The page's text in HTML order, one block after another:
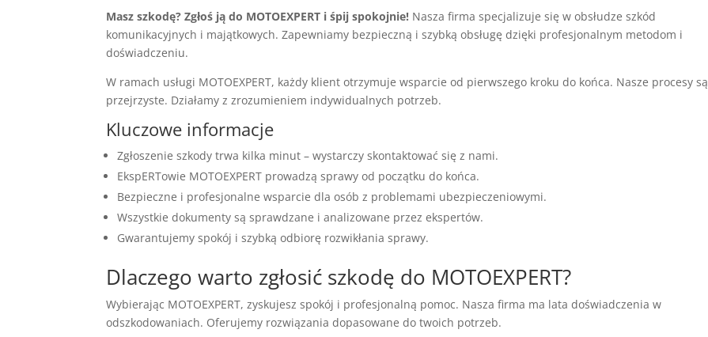
Masz szkodę? Zgłoś ją do MOTOEXPERT i śpij spokojnie! Nasza firma specjalizuje się w obsłudze szkód
komunikacyjnych i majątkowych. Zapewniamy bezpieczną i szybką obsługę dzięki profesjonalnym metodom i
doświadczeniu.
W ramach usługi MOTOEXPERT, każdy klient otrzymuje wsparcie od pierwszego kroku do końca. Nasze procesy są
przejrzyste. Działamy z zrozumieniem indywidualnych potrzeb.
Kluczowe informacje
Zgłoszenie szkody trwa kilka minut – wystarczy skontaktować się z nami.
EkspERTowie MOTOEXPERT prowadzą sprawy od początku do końca.
Bezpieczne i profesjonalne wsparcie dla osób z problemami ubezpieczeniowymi.
Wszystkie dokumenty są sprawdzane i analizowane przez ekspertów.
Gwarantujemy spokój i szybką odbiorę rozwikłania sprawy.
Dlaczego warto zgłosić szkodę do MOTOEXPERT?
Wybierając MOTOEXPERT, zyskujesz spokój i profesjonalną pomoc. Nasza firma ma lata doświadczenia w
odszkodowaniach. Oferujemy rozwiązania dopasowane do twoich potrzeb.